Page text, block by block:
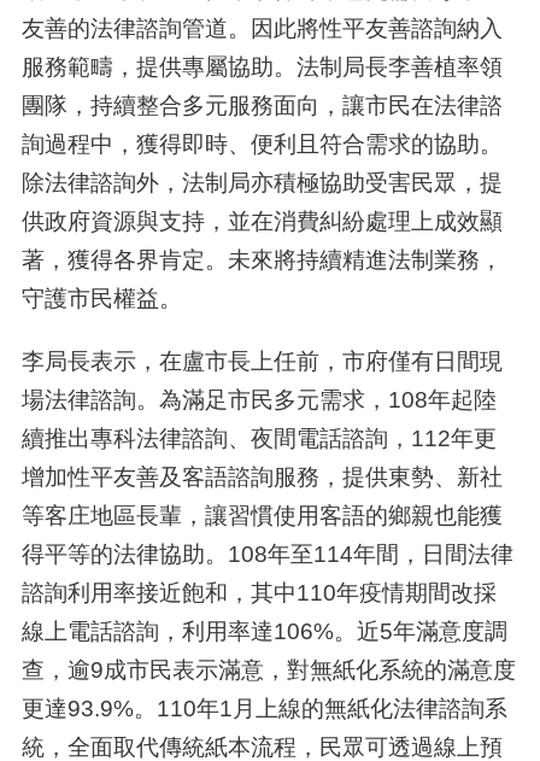
友善的法律諮詢管道。因此將性平友善諮詢納入
服務範疇，提供專屬協助。法制局長李善植率領
團隊，持續整合多元服務面向，讓市民在法律諮
詢過程中，獲得即時、便利且符合需求的協助。
除法律諮詢外，法制局亦積極協助受害民眾，提
供政府資源與支持，並在消費糾紛處理上成效顯
著，獲得各界肯定。未來將持續精進法制業務，
守護市民權益。
李局長表示，在盧市長上任前，市府僅有日間現
場法律諮詢。為滿足市民多元需求，108年起陸
續推出專科法律諮詢、夜間電話諮詢，112年更
增加性平友善及客語諮詢服務，提供東勢、新社
等客庄地區長輩，讓習慣使用客語的鄉親也能獲
得平等的法律協助。108年至114年間，日間法律
諮詢利用率接近飽和，其中110年疫情期間改採
線上電話諮詢，利用率達106%。近5年滿意度調
查，逾9成市民表示滿意，對無紙化系統的滿意度
更達93.9%。110年1月上線的無紙化法律諮詢系
統，全面取代傳統紙本流程，民眾可透過線上預